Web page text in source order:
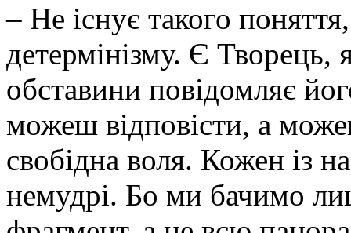
– Не існує такого
детер­мінізму. Є Творець,
обставини повідомляє
можеш відповісти, а
свобідна воля. ­Кожен із
немудрі. Бо ми бачимо